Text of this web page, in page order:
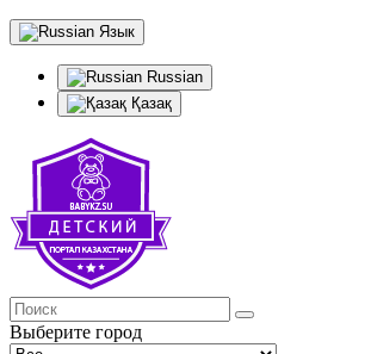
Язык
Russian
Қазақ
Выберите город